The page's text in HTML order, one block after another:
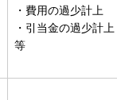
・費用の過少計上
・引当金の過少計上
等